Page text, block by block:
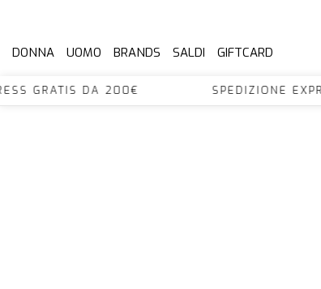
DONNA UOMO BRANDS SALDI GIFTCARD
GRATIS DA 200€ SPEDIZIONE